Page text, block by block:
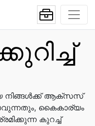
നിങ്ങൾക്ക് ആക്‌സസ്
കൈകാര്യം
കുറച്ച്